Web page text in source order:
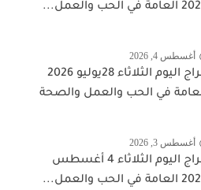
في الحب والعمل...
أغسطس 4, 2026
أبراج اليوم الثلاثاء 28يوليو 2026
في الحب والعمل والصحة
أغسطس 3, 2026
أبراج اليوم الثلاثاء 4 أغسطس
في الحب والعمل...